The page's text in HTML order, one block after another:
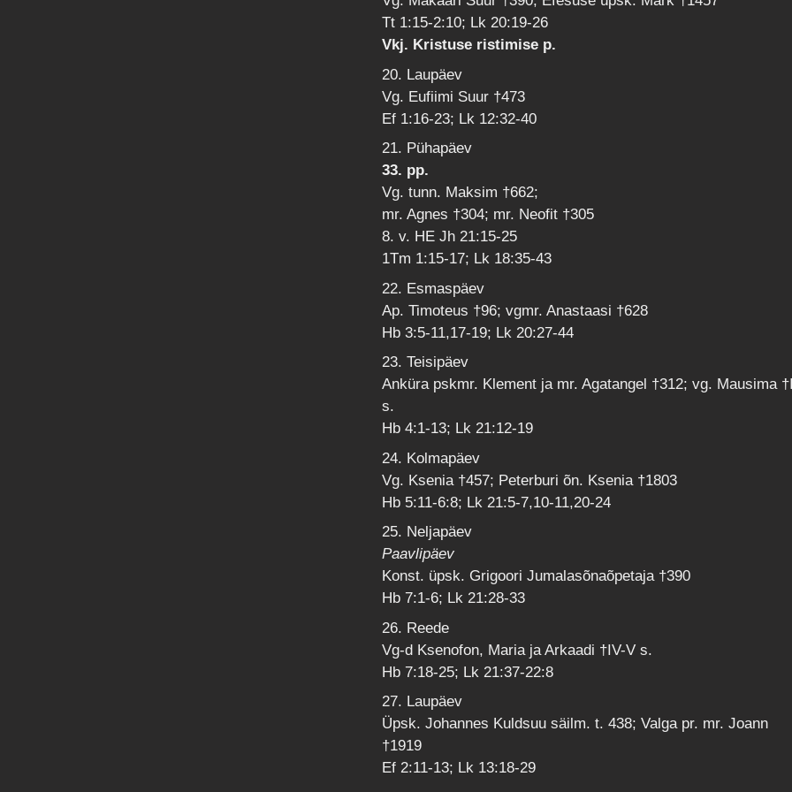
Tt 1:15-2:10; Lk 20:19-26
Vkj. Kristuse ristimise p.
20. Laupäev
Vg. Eufiimi Suur †473
Ef 1:16-23; Lk 12:32-40
21. Pühapäev
33. pp.
Vg. tunn. Maksim †662;
mr. Agnes †304; mr. Neofit †305
8. v. HE Jh 21:15-25
1Tm 1:15-17; Lk 18:35-43
22. Esmaspäev
Ap. Timoteus †96; vgmr. Anastaasi †628
Hb 3:5-11,17-19; Lk 20:27-44
23. Teisipäev
Anküra pskmr. Klement ja mr. Agatangel †312; vg. Mausima
s.
Hb 4:1-13; Lk 21:12-19
24. Kolmapäev
Vg. Ksenia †457; Peterburi õn. Ksenia †1803
Hb 5:11-6:8; Lk 21:5-7,10-11,20-24
25. Neljapäev
Paavlipäev
Konst. üpsk. Grigoori Jumalasõnaõpetaja †390
Hb 7:1-6; Lk 21:28-33
26. Reede
Vg-d Ksenofon, Maria ja Arkaadi †IV-V s.
Hb 7:18-25; Lk 21:37-22:8
27. Laupäev
Üpsk. Johannes Kuldsuu säilm. t. 438; Valga pr. mr. Joann
†1919
Ef 2:11-13; Lk 13:18-29